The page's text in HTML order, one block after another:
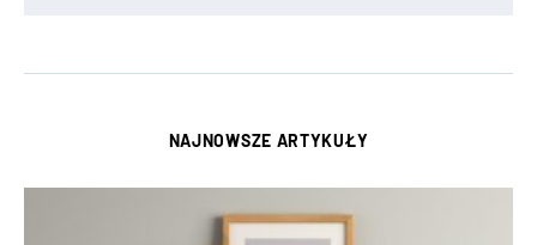
NAJNOWSZE ARTYKUŁY